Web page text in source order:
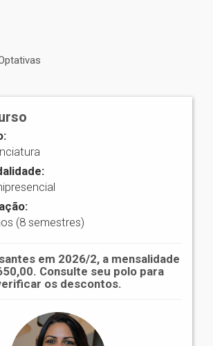
(8 semestres)
em 2026/2, a mensalidade
Consulte seu polo para
os descontos.